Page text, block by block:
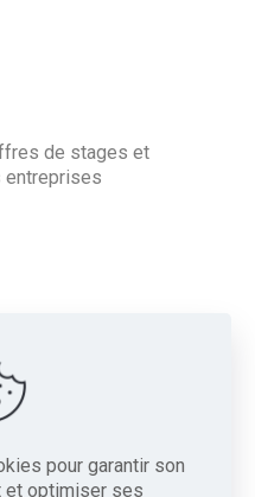
de stages et
entreprises
Camblanes-et-
pour garantir son
et optimiser ses